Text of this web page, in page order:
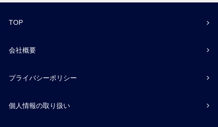
TOP
会社概要
プライバシーポリシー
個人情報の取り扱い